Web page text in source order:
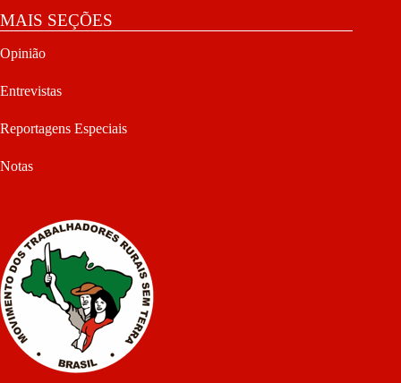
MAIS SEÇÕES
Opinião
Entrevistas
Reportagens Especiais
Notas